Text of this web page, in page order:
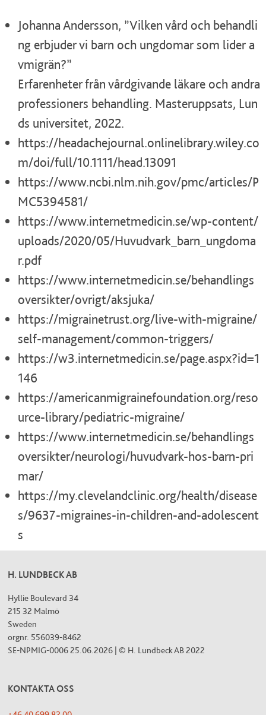
Johanna Andersson, ”Vilken vård och behandli
ng erbjuder vi barn och ungdomar som lider a
vmigrän?”
Erfarenheter från vårdgivande läkare och andra
professioners behandling. Masteruppsats, Lun
ds universitet, 2022.
https://headachejournal.onlinelibrary.wiley.co
m/doi/full/10.1111/head.13091
https://www.ncbi.nlm.nih.gov/pmc/articles/P
MC5394581/
https://www.internetmedicin.se/wp-content/
uploads/2020/05/Huvudvark_barn_ungdoma
r.pdf
https://www.internetmedicin.se/behandlings
oversikter/ovrigt/aksjuka/
https://migrainetrust.org/live-with-migraine/
self-management/common-triggers/
https://w3.internetmedicin.se/page.aspx?id=1
146
https://americanmigrainefoundation.org/reso
urce-library/pediatric-migraine/
https://www.internetmedicin.se/behandlings
oversikter/neurologi/huvudvark-hos-barn-pri
mar/
https://my.clevelandclinic.org/health/disease
s/9637-migraines-in-children-and-adolescent
s
H. LUNDBECK AB
Hyllie Boulevard 34
215 32 Malmö
Sweden
orgnr. 556039-8462
SE-NPMIG-0006 25.06.2026 | © H. Lundbeck AB 2022
KONTAKTA OSS